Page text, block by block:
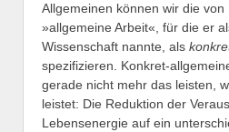
Allgemeinen können wir die
»allgemeine Arbeit«, für die er
Wissenschaft nannte, als
spezifizieren. Konkret-
gerade nicht mehr das leisten,
leistet: Die Reduktion der
Lebensenergie auf ein